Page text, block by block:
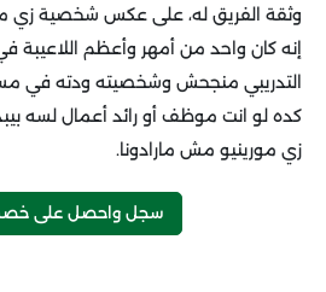
وثقة الفريق له، على عكس شخصية زي
إنه كان واحد من أمهر وأعظم اللاعيبة
التدريبي منجحش وشخصيته ودته في
كده لو انت موظف أو رائد أعمال لسه
زي مورينيو مش مارادونا.
سجل واحصل على خصم